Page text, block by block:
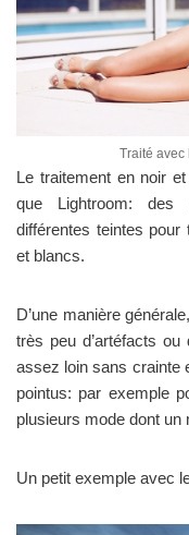
Traité avec
Le traitement en noir
que Lightroom: des
différentes teintes
et blancs.
D’une manière
très peu d’artéfacts
assez loin sans crainte
pointus: par exemple
plusieurs mode dont un
Un petit exemple avec